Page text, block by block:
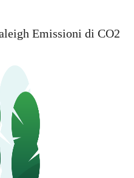
Emissioni di CO2